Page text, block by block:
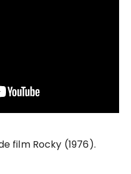
film Rocky (1976).